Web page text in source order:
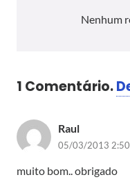
Nenhum
1 Comentário.
Raul
05/03/2013 2:50
muito bom.. obrigado